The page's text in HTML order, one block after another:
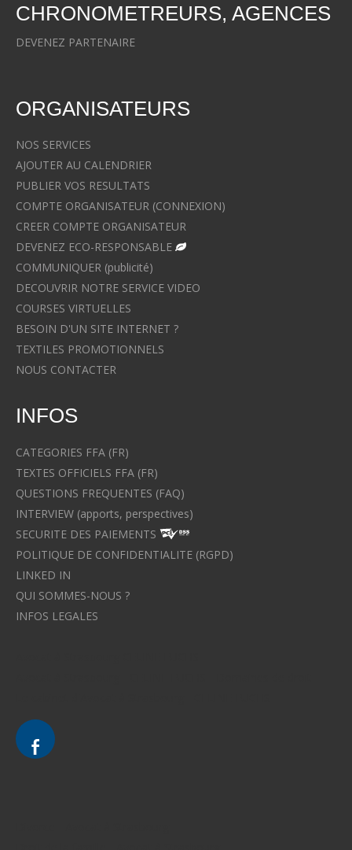
CHRONOMETREURS, AGENCES
DEVENEZ PARTENAIRE
ORGANISATEURS
NOS SERVICES
AJOUTER AU CALENDRIER
PUBLIER VOS RESULTATS
COMPTE ORGANISATEUR (CONNEXION)
CREER COMPTE ORGANISATEUR
DEVENEZ ECO-RESPONSABLE
COMMUNIQUER (publicité)
DECOUVRIR NOTRE SERVICE VIDEO
COURSES VIRTUELLES
BESOIN D'UN SITE INTERNET ?
TEXTILES PROMOTIONNELS
NOUS CONTACTER
INFOS
CATEGORIES FFA (FR)
TEXTES OFFICIELS FFA (FR)
QUESTIONS FREQUENTES (FAQ)
INTERVIEW (apports, perspectives)
SECURITE DES PAIEMENTS
POLITIQUE DE CONFIDENTIALITE (RGPD)
LINKED IN
QUI SOMMES-NOUS ?
INFOS LEGALES